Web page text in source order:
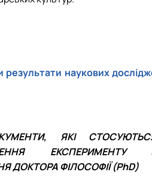
наукових
ЯКІ
ЕКСПЕРИМЕНТУ
ДОКТОРА ФІЛОСОФІЇ (PhD)